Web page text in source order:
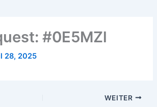
#0E5MZl
28, 2025
WEITER